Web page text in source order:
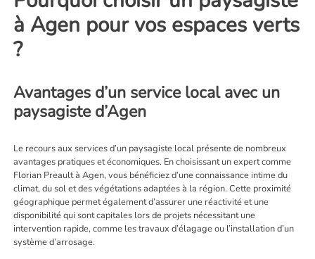
à Agen pour vos espaces verts
?
Avantages d’un service local avec un
paysagiste d’Agen
Le recours aux services d’un paysagiste local présente de nombreux
avantages pratiques et économiques. En choisissant un expert comme
Florian Preault à Agen, vous bénéficiez d’une connaissance intime du
climat, du sol et des végétations adaptées à la région. Cette proximité
géographique permet également d’assurer une réactivité et une
disponibilité qui sont capitales lors de projets nécessitant une
intervention rapide, comme les travaux d’élagage ou l’installation d’un
système d’arrosage.